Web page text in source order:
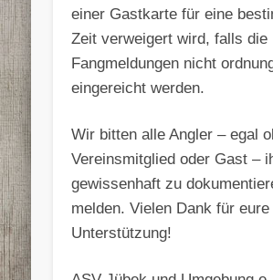
einer Gastkarte für eine
Zeit verweigert wird, falls die
Fangmeldungen nicht
eingereicht werden.
Wir bitten alle Angler – egal
Vereinsmitglied oder Gast –
gewissenhaft zu
melden. Vielen Dank für eure
Unterstützung!